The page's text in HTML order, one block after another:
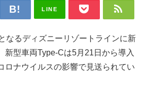
LINE
なるディズニーリゾートラインに新
新型車両Type-Cは5月21日から導入
ロナウイルスの影響で見送られてい